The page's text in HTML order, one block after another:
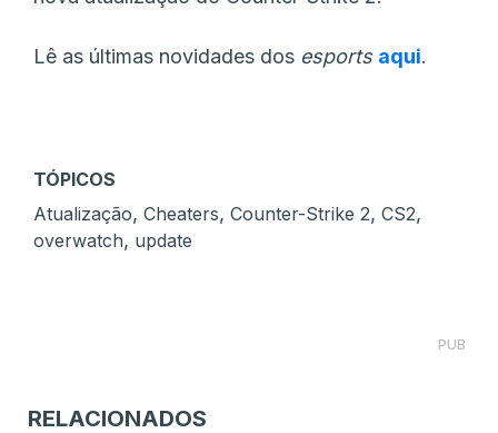
Lê as últimas novidades dos esports aqui.
TÓPICOS
Atualização, Cheaters, Counter-Strike 2, CS2,
overwatch, update
PUB
RELACIONADOS